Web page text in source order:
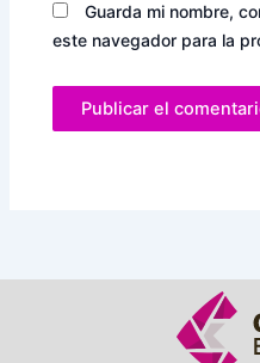
Guarda mi nombre,
este navegador para la